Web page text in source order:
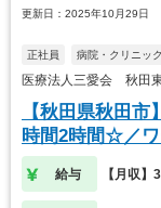
更新日：2025年10月29日
正社員 病院・クリニック
医療法人三愛会 秋田
【秋田県秋田
時間2時間☆／ワ
給与 【月収